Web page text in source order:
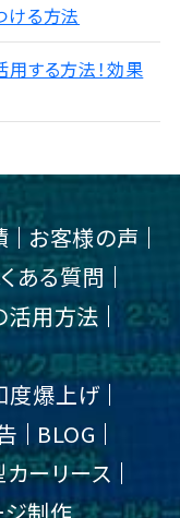
ける方法
用する方法！効果
お客様の声
ある質問
活用方法
度爆上げ
BLOG
ーリース